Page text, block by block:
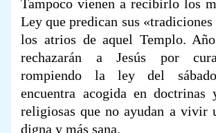
Tampoco vienen a recibirlo los
Ley que predican sus «tradiciones
los atrios de aquel Templo.
rechazarán a Jesús por
rompiendo la ley del
encuentra acogida en doctrinas
religiosas que no ayudan a vivir
digna y más sana.